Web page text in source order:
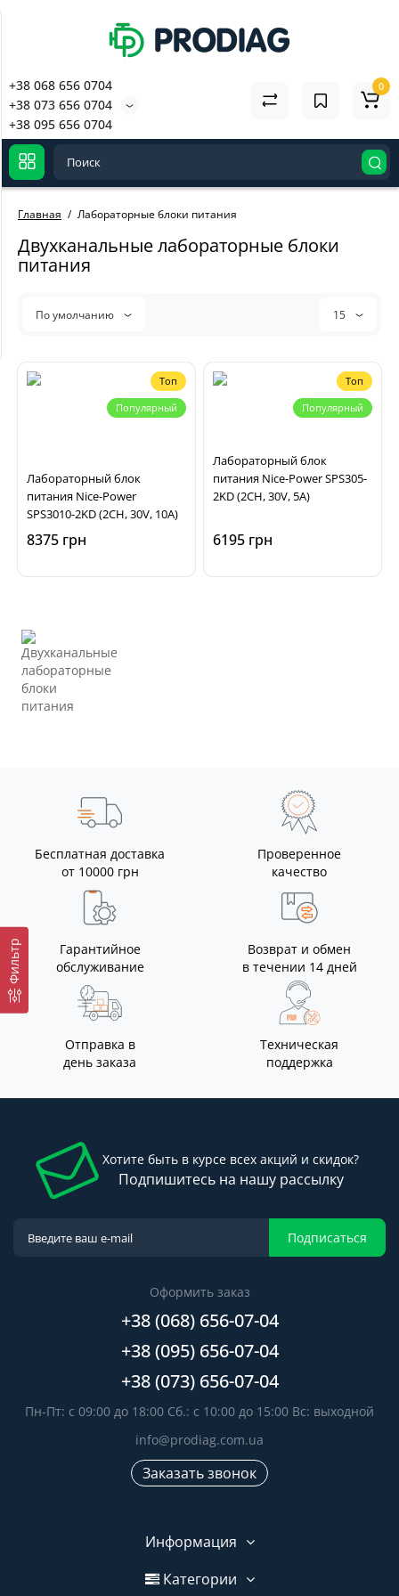
+38 068 656 0704
+38 073 656 0704
+38 095 656 0704
0
Главная Лабораторные блоки питания
Фильтр
Активация подписки
(Легковые +
3800 грн
Двухканальные лабораторные блоки
питания
По умолчанию 15
Топ
Популярный
Лабораторный блок
питания Nice-Power
SPS3010-2KD (2CH, 30V, 10A)
8375 грн
Топ
Популярный
Лабораторный блок
питания Nice-Power SPS305-
2KD (2CH, 30V, 5A)
6195 грн
Бесплатная доставка
от 10000 грн
Проверенное
качество
Гарантийное
обслуживание
Возврат и обмен
в течении 14 дней
Отправка в
день заказа
Техническая
поддержка
Хотите быть в курсе всех акций и скидок?
Подпишитесь на нашу рассылку
Подписаться
Оформить заказ
+38 (068) 656-07-04
+38 (095) 656-07-04
+38 (073) 656-07-04
Пн-Пт: с 09:00 до 18:00 Сб.: с 10:00 до 15:00 Вс: выходной
info@prodiag.com.ua
Заказать звонок
Информация
Категории